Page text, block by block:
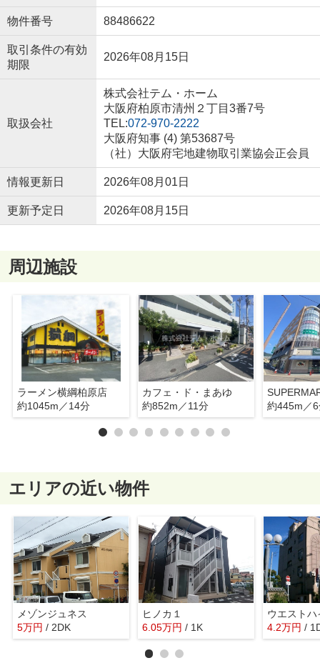
物件番号 88486622
取引条件の有効
期限
2026年08月15日
取扱会社
株式会社テム・ホーム
大阪府柏原市清州２丁目3番7号
TEL:072-970-2222
大阪府知事 (4) 第53687号
（社）大阪府宅地建物取引業協会正会員
情報更新日 2026年08月01日
更新予定日 2026年08月15日
周辺施設
ラーメン横綱柏原店
約1045m／14分
カフェ・ド・まあゆ
約852m／11分
約445m／
エリアの近い物件
メゾンジュネス
5万円 / 2DK
ヒノカ１
6.05万円 / 1K
ウエストハ
4.2万円 /